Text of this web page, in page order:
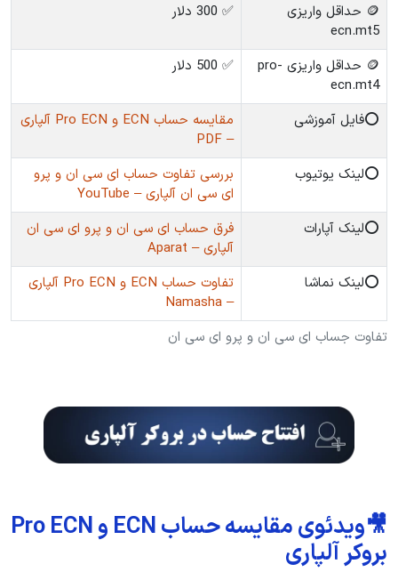
تفاوت جساب ای سی ان و پرو ای سی ان
🪙 حداقل واریزی
ecn.mt5
✅ 300 دلار
🪙 حداقل واریزی pro-
ecn.mt4
✅ 500 دلار
⭕️فایل آموزشی
مقایسه حساب ECN و Pro ECN آلپاری
– PDF
⭕️لینک یوتیوب
بررسی تفاوت حساب ای سی ان و پرو
ای سی ان آلپاری – YouTube
⭕️لینک آپارات
فرق حساب ای سی ان و پرو ای سی ان
آلپاری – Aparat
⭕️لینک نماشا
تفاوت حساب ECN و Pro ECN آلپاری
– Namasha
🎥ویدئوی مقایسه حساب ECN و Pro ECN
بروکر آلپاری